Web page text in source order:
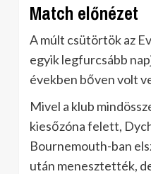
Match előnézet
A múlt csütörtök az
egyik legfurcsább
években bőven volt
Mivel a klub
kiesőzóna felett,
Bournemouth-ban
után menesztették,